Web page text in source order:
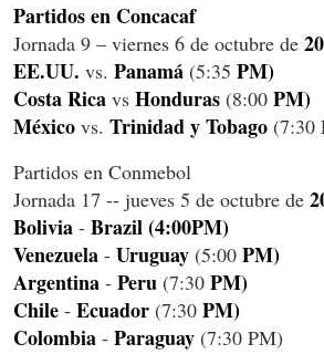
Partidos en Concacaf
Jornada 9 – viernes 6 de octubre de
EE.UU. vs. Panamá (5:35 PM)
Costa Rica vs Honduras (8:00 PM)
México vs. Trinidady Tobago (7:30
Partidos en Conmebol
Jornada 17 -- jueves 5 de octubre de
Bolivia - Brazil (4:00PM)
Venezuela - Uruguay (5:00 PM)
Argentina - Peru (7:30 PM)
Chile - Ecuador (7:30 PM)
Colombia - Paraguay (7:30 PM)